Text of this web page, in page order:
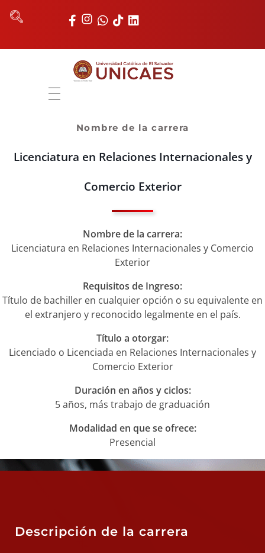
FACULTADES
UNIDADES
VALORES MORALES
Nombre de la carrera
Licenciatura en Relaciones Internacionales y
Comercio Exterior
Nombre de la carrera:
Licenciatura en Relaciones Internacionales y Comercio
Exterior
Requisitos de Ingreso:
Título de bachiller en cualquier opción o su equivalente en
el extranjero y reconocido legalmente en el país.
Título a otorgar:
Licenciado o Licenciada en Relaciones Internacionales y
Comercio Exterior
Duración en años y ciclos:
5 años, más trabajo de graduación
Modalidad en que se ofrece:
Presencial
Descripción de la carrera